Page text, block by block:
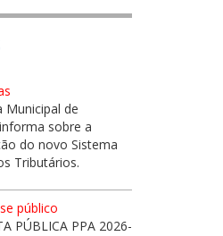
Municipal de
sobre a
do novo Sistema
Tributários.
público
PÚBLICA PPA 2026-